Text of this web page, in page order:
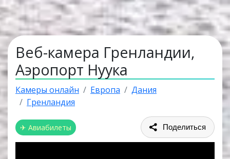
Веб-камера Гренландии,
Аэропорт Нуука
Камеры онлайн Европа
Дания
Гренландия
✈ Авиабилеты Поделиться